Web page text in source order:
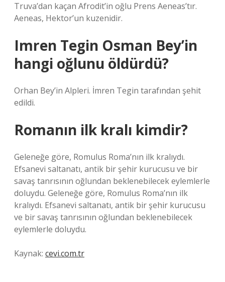
Truva’dan kaçan Afrodit’in oğlu Prens Aeneas’tır.
Aeneas, Hektor’un kuzenidir.
Imren Tegin Osman Bey’in
hangi oğlunu öldürdü?
Orhan Bey’in Alpleri. İmren Tegin tarafından şehit
edildi.
Romanın ilk kralı kimdir?
Geleneğe göre, Romulus Roma’nın ilk kralıydı.
Efsanevi saltanatı, antik bir şehir kurucusu ve bir
savaş tanrısının oğlundan beklenebilecek eylemlerle
doluydu. Geleneğe göre, Romulus Roma’nın ilk
kralıydı. Efsanevi saltanatı, antik bir şehir kurucusu
ve bir savaş tanrısının oğlundan beklenebilecek
eylemlerle doluydu.
Kaynak: cevi.com.tr